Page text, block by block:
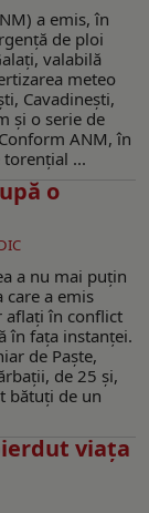
a emis, în
de ploi
valabilă
meteo
Cavadinești,
şi o serie de
ANM, în
...
o
a nu mai puțin
care a emis
aflați în conflict
în fața instanței.
de Paște,
de 25 și,
bătuți de un
viața